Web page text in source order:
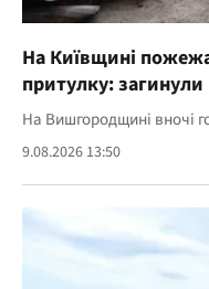
На Київщині
притулку: загинули
На Вишгородщині вночі
9.08.2026 13:50